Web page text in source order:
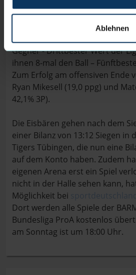
Ablehnen
Reboundausbeute liegt im
Auch die Verteidigung der
Besten der Liga. Pro Spiel
Gegner - Drittbester Wert der
ihnen 8-mal den Ball –
Zum Erfolg am offensiven Ende
Ryan Mikesell (19,0 ppg) und
42,1% 3P).
Die Eisbären gehen nach dem
einer Bilanz von 13:12 Siegen in
Tigers Tübingen, die nun eine
auf dem Konto haben. Zudem
eigenen Arena erst ein Spiel
nicht in der Halle sehen kann,
Möglichkeit bei
Dort werden alle Spiele der
Bundesliga ProA kostenlos
am Sonntag ist um 18:00 Uhr.